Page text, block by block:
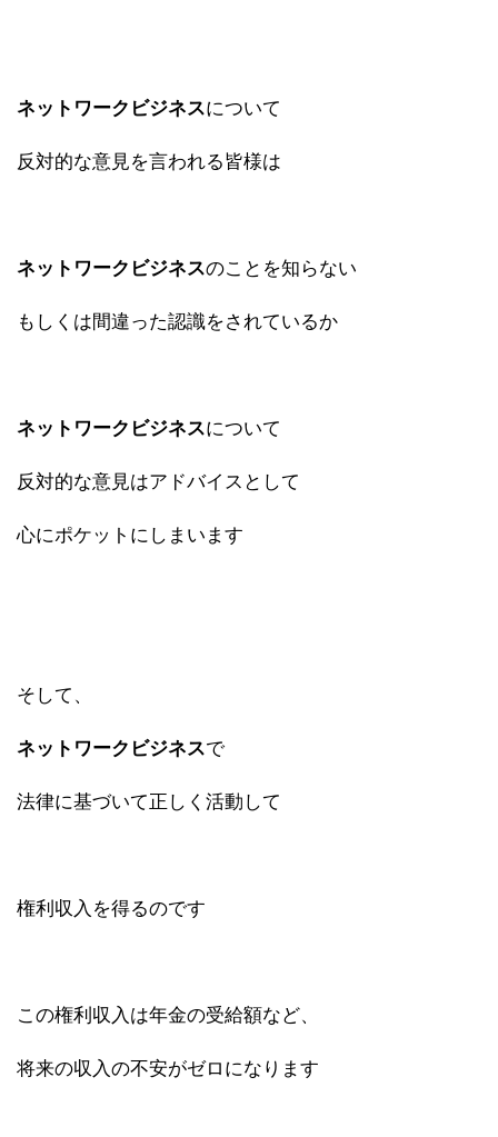
ネットワークビジネスについて
反対的な意見を言われる皆様は
ネットワークビジネスのことを知らない
もしくは間違った認識をされているか
ネットワークビジネスについて
反対的な意見はアドバイスとして
心にポケットにしまいます
そして、
ネットワークビジネスで
法律に基づいて正しく活動して
権利収入を得るのです
この権利収入は年金の受給額など、
将来の収入の不安がゼロになります